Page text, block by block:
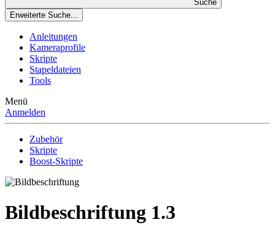
Suche
Erweiterte Suche...
Anleitungen
Kameraprofile
Skripte
Stapeldateien
Tools
Menü
Anmelden
Zubehör
Skripte
Boost-Skripte
Bildbeschriftung 1.3